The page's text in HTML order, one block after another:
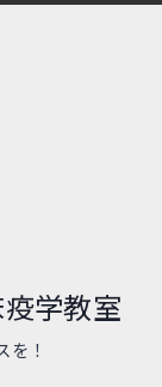
学教室
を！